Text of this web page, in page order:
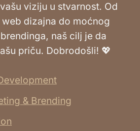
viziju u stvarnost. Od
dizajna do moćnog
naš cilj je da
priču. Dobrodošli! 💖
& Brending